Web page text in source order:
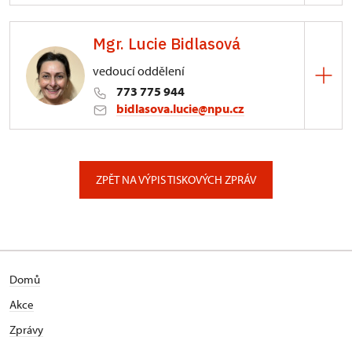
3/, Sychrov 3
Mgr. Lucie Bidlasová
vedoucí oddělení
773 775 944
bidlasova.lucie@npu.cz
ZPĚT NA VÝPIS TISKOVÝCH ZPRÁV
Domů
Akce
Zprávy